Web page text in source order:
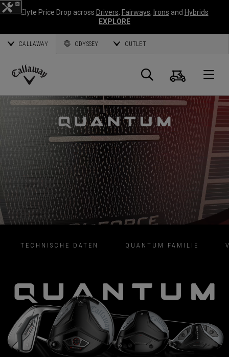
Elyte Price Drop across Drivers, Fairways, Irons and Hybrids
EXPLORE
CALLAWAY ODYSSEY OUTLET
Callaway
Golf
Suche
TECHNISCHE DATEN QUANTUM FAMILIE